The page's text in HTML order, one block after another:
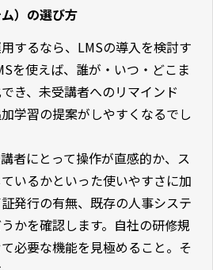
）の選び方
するなら、LMSの導入を検討す
を使えば、誰が・いつ・どこま
き、未受講者へのリマインド
学習の提案がしやすくなるでし
者にとって操作が直感的か、ス
いるかといった使いやすさに加
発行の有無、既存の人事システ
かを確認します。自社の研修規
必要な機能を見極めること。そ